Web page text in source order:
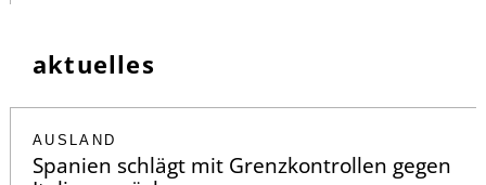
aktuelles
AUSLAND
Spanien schlägt mit Grenzkontrollen gegen